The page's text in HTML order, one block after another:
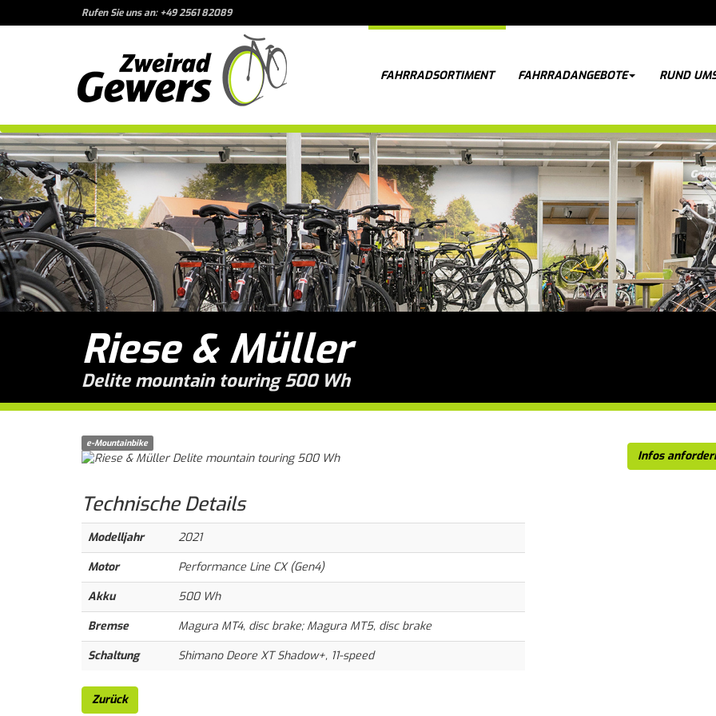
Rufen Sie uns an: +49 2561 82089
FAHRRADSORTIMENT FAHRRADANGEBOTE RUND
Riese & Müller
Delite mountain touring 500 Wh
e-Mountainbike
Infos
TechnischeDetails
Modelljahr
2021
Motor
Performance Line CX (Gen4)
Akku
500 Wh
Bremse
Magura MT4, disc brake; Magura MT5, disc brake
Schaltung
Shimano Deore XT Shadow+, 11-speed
Zurück